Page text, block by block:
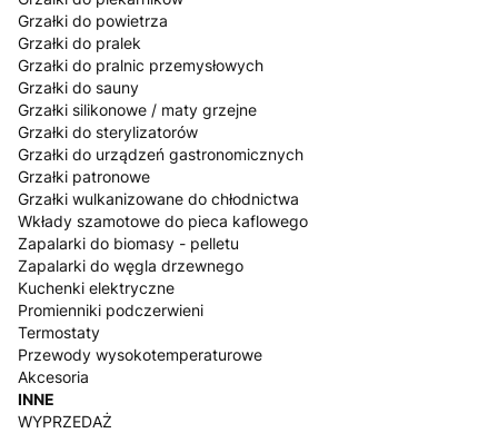
Grzałki do powietrza
Grzałki do pralek
Grzałki do pralnic przemysłowych
Grzałki do sauny
Grzałki silikonowe / maty grzejne
Grzałki do sterylizatorów
Grzałki do urządzeń gastronomicznych
Grzałki patronowe
Grzałki wulkanizowane do chłodnictwa
Wkłady szamotowe do pieca kaflowego
Zapalarki do biomasy - pelletu
Zapalarki do węgla drzewnego
Kuchenki elektryczne
Promienniki podczerwieni
Termostaty
Przewody wysokotemperaturowe
Akcesoria
INNE
WYPRZEDAŻ